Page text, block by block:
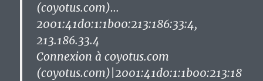
(coyotus.com)…
2001:41d0:1:1b00:213:186:33:4,
213.186.33.4
Connexion à coyotus.com
(coyotus.com)|2001:41d0:1:1b00:213:18